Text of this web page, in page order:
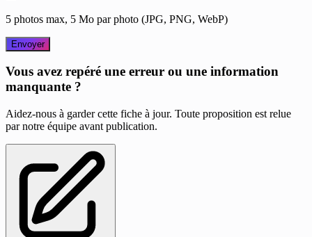
5 photos max, 5 Mo par photo (JPG, PNG, WebP)
Envoyer
Vous avez repéré une erreur ou une information
manquante ?
Aidez-nous à garder cette fiche à jour. Toute proposition est relue
par notre équipe avant publication.